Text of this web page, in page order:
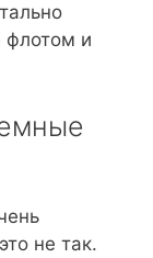
флотом и
не так.